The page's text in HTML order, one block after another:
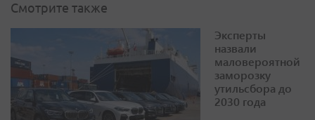
Смотрите также
Эксперты
назвали
маловероятной
заморозку
утильсбора до
2030 года